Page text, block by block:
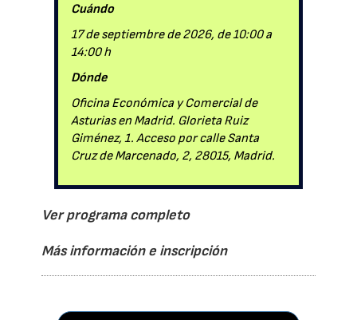
Cuándo
17 de septiembre de 2026, de 10:00 a
14:00 h
Dónde
Oficina Económica y Comercial de
Asturias en Madrid. Glorieta Ruiz
Giménez, 1. Acceso por calle Santa
Cruz de Marcenado, 2, 28015, Madrid.
Ver programa completo
Más información e inscripción